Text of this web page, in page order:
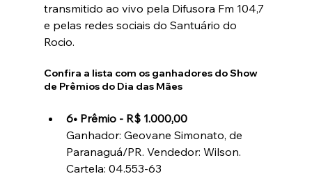
transmitido ao vivo pela Difusora Fm 104,7
e pelas redes sociais do Santuário do
Rocio.
Confira a lista com os ganhadores do Show
de Prêmios do Dia das Mães
6• Prêmio - R$ 1.000,00
Ganhador: Geovane Simonato, de
Paranaguá/PR. Vendedor: Wilson.
Cartela: 04.553-63